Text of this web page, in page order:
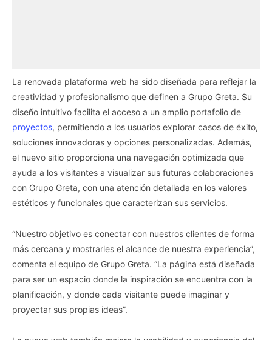
La renovada plataforma web ha sido diseñada para reflejar la
creatividad y profesionalismo que definen a Grupo Greta. Su
diseño intuitivo facilita el acceso a un amplio portafolio de
proyectos, permitiendo a los usuarios explorar casos de éxito,
soluciones innovadoras y opciones personalizadas. Además,
el nuevo sitio proporciona una navegación optimizada que
ayuda a los visitantes a visualizar sus futuras colaboraciones
con Grupo Greta, con una atención detallada en los valores
estéticos y funcionales que caracterizan sus servicios.
“Nuestro objetivo es conectar con nuestros clientes de forma
más cercana y mostrarles el alcance de nuestra experiencia”,
comenta el equipo de Grupo Greta. “La página está diseñada
para ser un espacio donde la inspiración se encuentra con la
planificación, y donde cada visitante puede imaginar y
proyectar sus propias ideas”.